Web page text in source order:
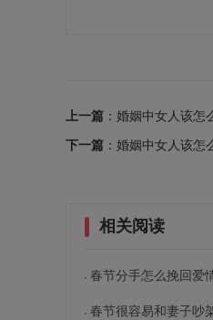
上一篇 ：婚姻中女人该
下一篇 ：婚姻中女人该怎
相关阅读
春节分手怎么挽回爱
春节很容易和妻子吵